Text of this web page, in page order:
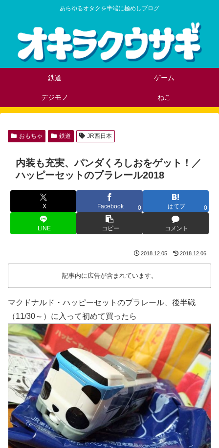
あらゆるオタクを半端に極めしブログ
鉄道 ゲーム
デジモノ ねこ
おもちゃ 鉄道 JR西日本
内装も充実、パンダくろしおをゲット！／
ハッピーセットのプラレール2018
X Facebook 0 はてブ 0
LINE コピー コメント
2018.12.05 2018.12.06
記事内に広告が含まれています。
マクドナルド・ハッピーセットのプラレール、後半戦
（11/30～）に入って初めて買ったら